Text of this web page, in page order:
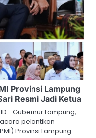
Provinsi Lampung
Resmi Jadi Ketua
Gubernur Lampung,
pelantikan
Provinsi Lampung